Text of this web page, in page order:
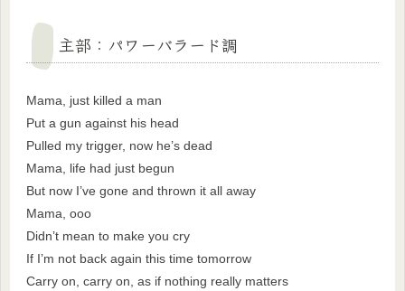
主部：パワーバラード調
Mama, just killed a man
Put a gun against his head
Pulled my trigger, now he’s dead
Mama, life had just begun
But now I’ve gone and thrown it all away
Mama, ooo
Didn’t mean to make you cry
If I’m not back again this time tomorrow
Carry on, carry on, as if nothing really matters